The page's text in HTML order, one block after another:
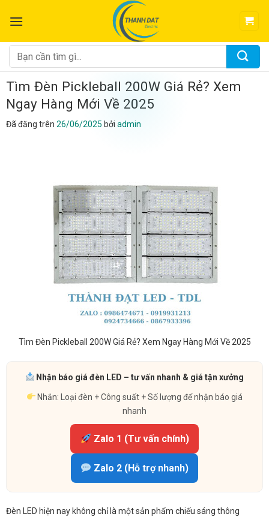
đến
dung
Tìm
kiếm:
Tìm Đèn Pickleball 200W Giá Rẻ? Xem
Ngay Hàng Mới Về 2025
Đã đăng trên 26/06/2025 bởi admin
Tìm Đèn Pickleball 200W Giá Rẻ? Xem Ngay Hàng Mới Về 2025
Nhận báo giá đèn LED – tư vấn nhanh & giá tận xưởng
Nhắn: Loại đèn + Công suất + Số lượng để nhận báo giá
nhanh
Zalo 1 (Tư vấn chính)
Zalo 2 (Hỗ trợ nhanh)
Đèn LED hiện nay không chỉ là một sản phẩm chiếu sáng thông